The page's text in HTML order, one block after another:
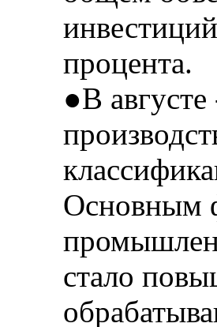
процента.
●В
Основным
стало